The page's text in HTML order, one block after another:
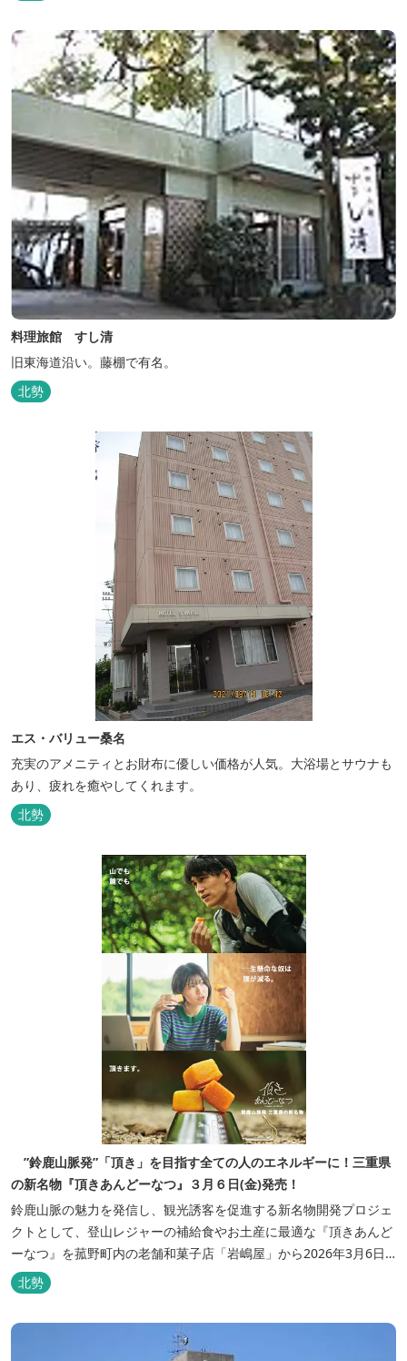
料理旅館 すし清
旧東海道沿い。藤棚で有名。
北勢
エス・バリュー桑名
充実のアメニティとお財布に優しい価格が人気。大浴場とサウナも
あり、疲れを癒やしてくれます。
北勢
”鈴鹿山脈発”「頂き」を目指す全ての人のエネルギーに！三重県
の新名物『頂きあんどーなつ』３月６日(金)発売！
鈴鹿山脈の魅力を発信し、観光誘客を促進する新名物開発プロジェ
クトとして、登山レジャーの補給食やお土産に最適な『頂きあんど
ーなつ』を菰野町内の老舗和菓子店「岩嶋屋」から2026年3月6日
（金）より販売を開始いたしました。 ■商品コンセプト：自分だけ
の「頂き」を目指す人を応援 「山に登る目的が人それぞれであるよ
北勢